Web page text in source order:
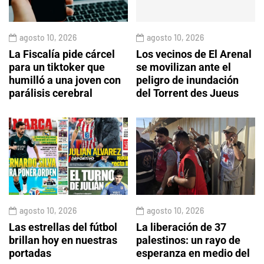
agosto 10, 2026
La Fiscalía pide cárcel
para un tiktoker que
humilló a una joven con
parálisis cerebral
agosto 10, 2026
Los vecinos de El Arenal
se movilizan ante el
peligro de inundación
del Torrent des Jueus
agosto 10, 2026
Las estrellas del fútbol
brillan hoy en nuestras
portadas
agosto 10, 2026
La liberación de 37
palestinos: un rayo de
esperanza en medio del